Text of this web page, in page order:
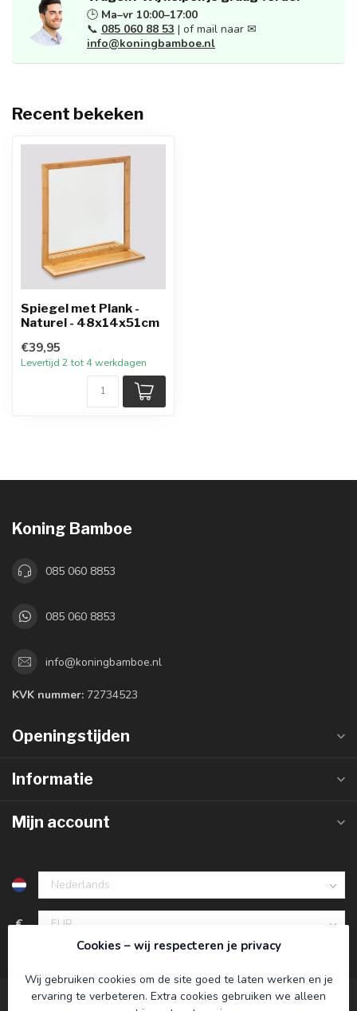
🕒 Ma–vr 10:00–17:00
📞 085 060 88 53 | of mail naar ✉
info@koningbamboe.nl
Recent bekeken
Spiegel met Plank -
Naturel - 48x14x51cm
€39,95
Levertijd 2 tot 4 werkdagen
Koning Bamboe
085 060 8853
085 060 8853
info@koningbamboe.nl
KVK nummer: 72734523
Openingstijden
Informatie
Mijn account
€
Cookies – wij respecteren je privacy
Wij gebruiken cookies om de site goed te laten werken en je
ervaring te verbeteren. Extra cookies gebruiken we alleen